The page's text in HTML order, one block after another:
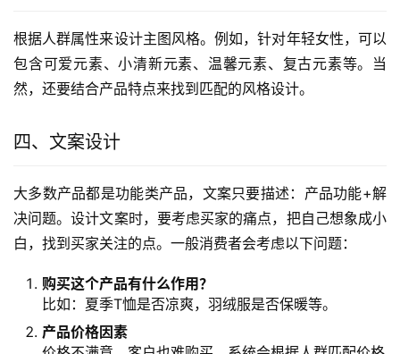
根据人群属性来设计主图风格。例如，针对年轻女性，可以
包含可爱元素、小清新元素、温馨元素、复古元素等。当
然，还要结合产品特点来找到匹配的风格设计。
四、文案设计
大多数产品都是功能类产品，文案只要描述：产品功能+解
决问题。设计文案时，要考虑买家的痛点，把自己想象成小
白，找到买家关注的点。一般消费者会考虑以下问题：
购买这个产品有什么作用？
比如：夏季T恤是否凉爽，羽绒服是否保暖等。
产品价格因素